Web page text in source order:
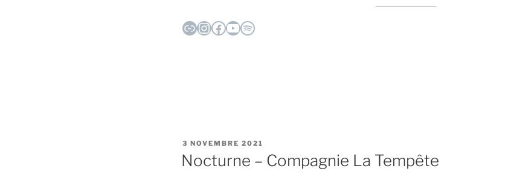
LienInstagram
Facebook
YouTube
Spotify
PUBLIÉ
LE
3 NOVEMBRE 2021
Nocturne – Compagnie La Tempête